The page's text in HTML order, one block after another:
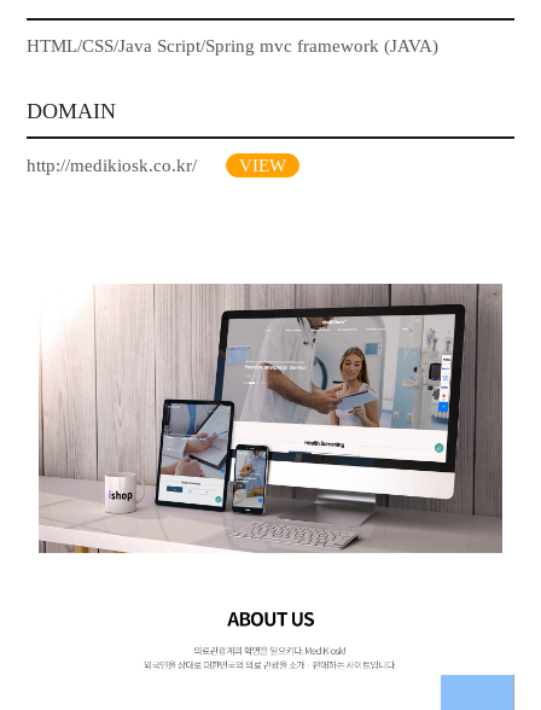
HTML/CSS/Java Script/Spring mvc framework (JAVA)
DOMAIN
http://medikiosk.co.kr/ VIEW